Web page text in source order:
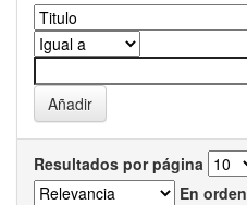
Resultados por página
En orden